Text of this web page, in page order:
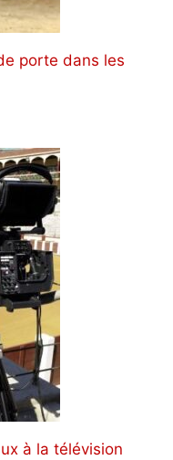
porte dans les
à la télévision